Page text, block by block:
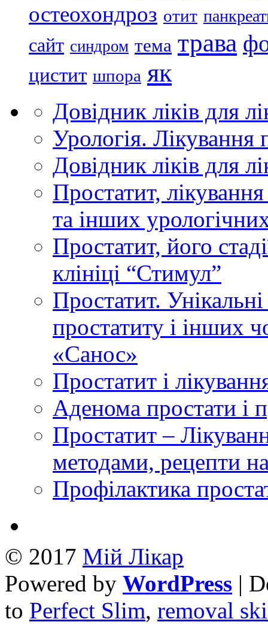
остеохондроз отит
сайт синдром тема трава
цистит шпора як
Довідник ліків для
Урологія. Лікування
Довідник ліків для
Простатит,
та інших
Простатит, його
клініці “Стимул”
Простатит. Унікальні
простатиту і інших
«Санос»
Простатит і
Аденома простати і
Простатит –
методами, рецепти
Профілактика
© 2017 Mій Лікар
Powered by WordPress |
to Perfect Slim, removal